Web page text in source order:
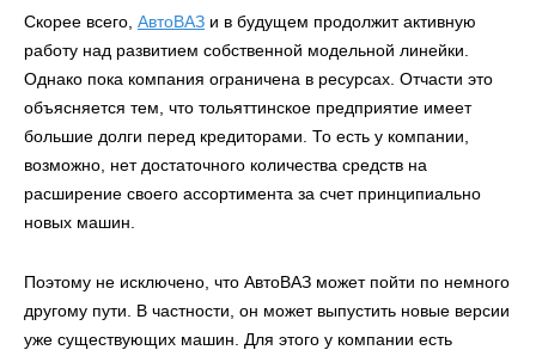
Скорее всего, АвтоВАЗ и в будущем продолжит активную
работу над развитием собственной модельной линейки.
Однако пока компания ограничена в ресурсах. Отчасти это
объясняется тем, что тольяттинское предприятие имеет
большие долги перед кредиторами. То есть у компании,
возможно, нет достаточного количества средств на
расширение своего ассортимента за счет принципиально
новых машин.
Поэтому не исключено, что АвтоВАЗ может пойти по немного
другому пути. В частности, он может выпустить новые версии
уже существующих машин. Для этого у компании есть